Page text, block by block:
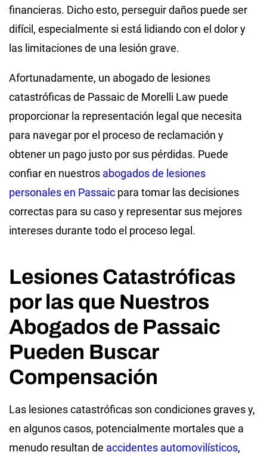
financieras. Dicho esto, perseguir daños puede ser
difícil, especialmente si está lidiando con el dolor y
las limitaciones de una lesión grave.
Afortunadamente, un abogado de lesiones
catastróficas de Passaic de Morelli Law puede
proporcionar la representación legal que necesita
para navegar por el proceso de reclamación y
obtener un pago justo por sus pérdidas. Puede
confiar en nuestros abogados de lesiones
personales en Passaic para tomar las decisiones
correctas para su caso y representar sus mejores
intereses durante todo el proceso legal.
Lesiones Catastróficas
por las que Nuestros
Abogados de Passaic
Pueden Buscar
Compensación
Las lesiones catastróficas son condiciones graves y,
en algunos casos, potencialmente mortales que a
menudo resultan de accidentes automovilísticos,